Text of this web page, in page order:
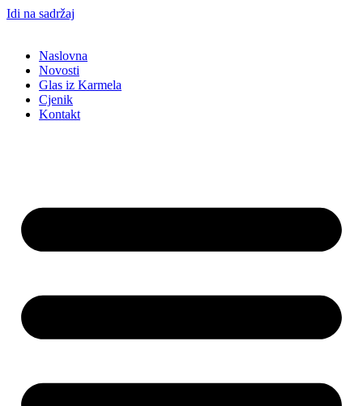
Idi na sadržaj
Naslovna
Novosti
Glas iz Karmela
Cjenik
Kontakt